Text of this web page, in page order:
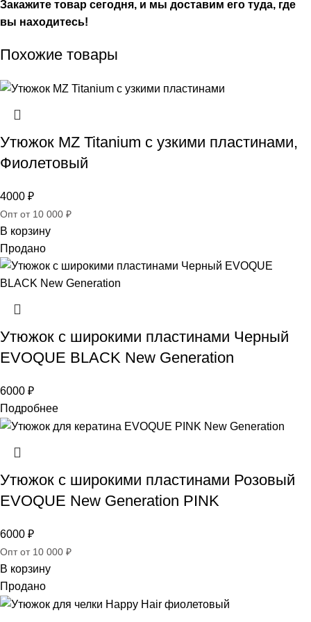
Закажите товар сегодня, и мы доставим его туда, где
вы находитесь!
Похожие товары
Утюжок MZ Titanium с узкими пластинами,
Фиолетовый
4000 ₽
Опт от 10 000 ₽
В корзину
Продано
Утюжок с широкими пластинами Черный
EVOQUE BLACK New Generation
6000 ₽
Подробнее
Утюжок с широкими пластинами Розовый
EVOQUE New Generation PINK
6000 ₽
Опт от 10 000 ₽
В корзину
Продано